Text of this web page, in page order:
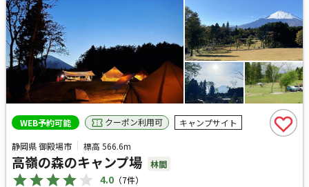
WEB予約可能 クーポン利用可
キャンプサイト
静岡県 御殿場市
標高566.6m
高嶺の森のキャンプ場 林間
4.0 （7件）